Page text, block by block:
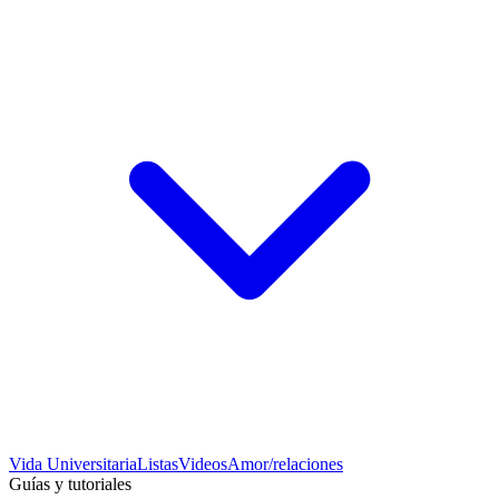
Vida UniversitariaListasVideosAmor/relaciones
Guías y tutoriales